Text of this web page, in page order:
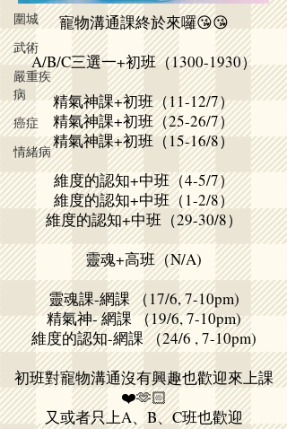
圍城
武術
嚴重疾
病
癌症
情緒病
寵物溝通課終於來囉😘😘
A/B/C三選一+初班（1300-1930）
精氣神課+初班（11-12/7）
精氣神課+初班（25-26/7）
精氣神課+初班（15-16/8）
維度的認知+中班（4-5/7）
維度的認知+中班（1-2/8）
維度的認知+中班（29-30/8）
靈魂+高班（N/A)
靈魂課-網課 （17/6, 7-10pm)
精氣神- 網課 （19/6, 7-10pm)
維度的認知-網課 （24/6 , 7-10pm)
初班對寵物溝通沒有興趣也歡迎來上課
❤️🫶🏻
又或者只上A、B、C班也歡迎